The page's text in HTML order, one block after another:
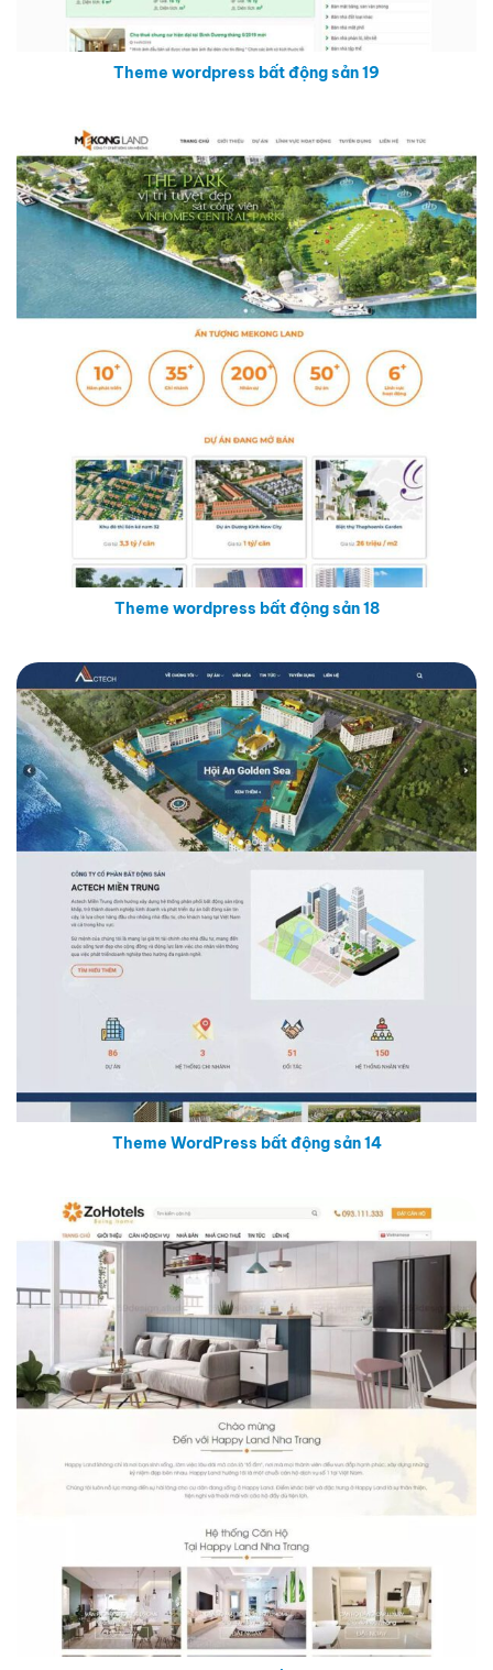
Theme wordpress bất động sản 19
Theme wordpress bất động sản 18
Theme WordPress bất động sản 14